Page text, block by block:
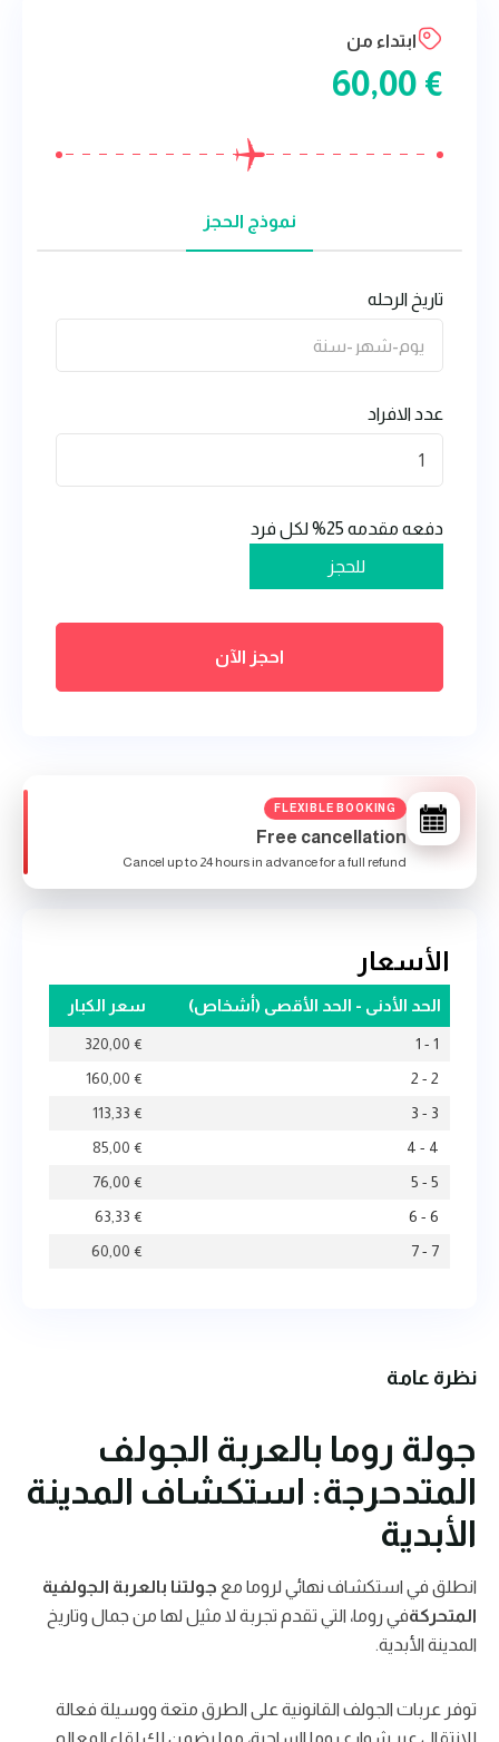
نظرة عامة
جولة روما بالعربة الجولف
المتدحرجة: استكشاف المدينة
الأبدية
انطلق في استكشاف نهائي لروما مع جولتنا بالعربة الجولفية
المتحركةفي روما، التي تقدم تجربة لا مثيل لها من جمال وتاريخ
المدينة الأبدية.
توفر عربات الجولف القانونية على الطرق متعة ووسيلة فعالة
ابتداء من
€
نموذج الحجز
تاريخ الرحله
عدد الافراد
1
دفعه مقدمه 25%
لكل فرد
للحجز
احجز الآن
FLEXIBLE BOOKING
Free cancellation
Cancel up to 24 hours in advance for a full refund
الأسعار
الحد الأدنى - الحد الأقصى (أشخاص) سعر الكبار
1 - 1
€
2 - 2
€
3 - 3
€
4 - 4
€
5 - 5
€
6 - 6
€
7 - 7
€